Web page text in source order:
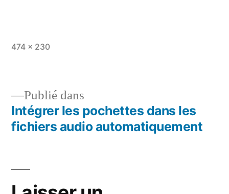
Taille
474 × 230
Navigation
l’article
Publié dans
Intégrer les pochettes dans les
fichiers audio automatiquement